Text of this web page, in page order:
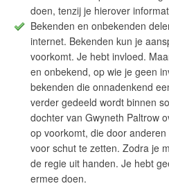
doen, tenzij je hierover
Bekenden en onbekenden
internet. Bekenden kun je
voorkomt. Je hebt invloed.
en onbekend, op wie je geen
bekenden die onnadenkend
verder gedeeld wordt binnen
dochter van Gwyneth Paltrow
op voorkomt, die door
voor schut te zetten. Zodra je
de regie uit handen. Je hebt
ermee doen.